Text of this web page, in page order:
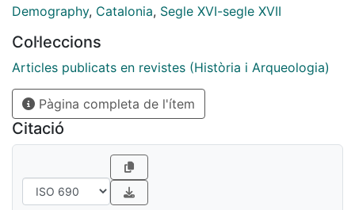
una fecunditat moderada. S'aporten també dades
clau: Demografia, Catalunya segles xvi-xvii, evolució
demogràfica, mortalitat, crisi de mortalitat, fecunditat.
[eng] The lack of accounts of the population of
Catalonia in the 17th century has made it a difficult
century to study. This paper proposes the massive use
of parish records to review the demographic evolution
of this century and form an explanation of it. This
evolution is characterized by a stagnation caused by a
deep crisis in the middle of the century, followed by a
Demography, Catalonia, Segle XVI-segle XVII
Col·leccions
Articles publicats en revistes (Història i Arqueologia)
Pàgina completa de l'ítem
Citació